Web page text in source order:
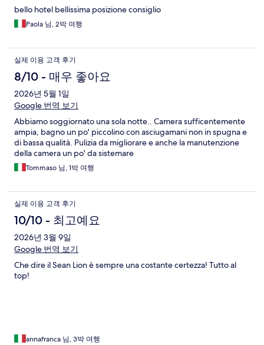
bello hotel bellissima posizione consiglio
Paola 님, 2박 여행
실제 이용 고객 후기
8/10 - 매우 좋아요
2026년 5월 1일
Google 번역 보기
Abbiamo soggiornato una sola notte.. Camera sufficentemente
ampia, bagno un po' piccolino con asciugamani non in spugna e
di bassa qualità. Pulizia da migliorare e anche la manutenzione
della camera un po' da sistemare
Tommaso 님, 1박 여행
실제 이용 고객 후기
10/10 - 최고예요
2026년 3월 9일
Google 번역 보기
Che dire il Sean Lion è sempre una costante certezza! Tutto al
top!
annafranca 님, 3박 여행